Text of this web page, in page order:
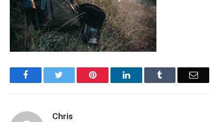
Facebook Pinterest LinkedIn Email
Chris